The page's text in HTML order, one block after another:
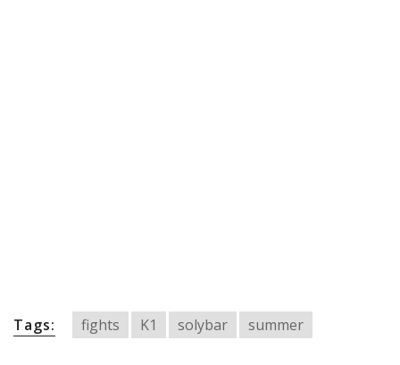
Tags: fights K1 solybar summer